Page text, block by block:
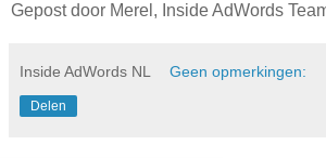
Gepost door Merel, Inside AdWords
Inside AdWords NL Geen opmerkingen:
Delen